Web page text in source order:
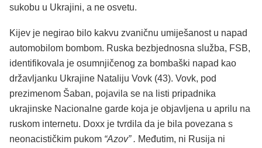
sukobu u Ukrajini, a ne osvetu.
Kijev je negirao bilo kakvu zvaničnu umiješanost u napad
automobilom bombom. Ruska bezbjednosna služba, FSB,
identifikovala je osumnjičenog za bombaški napad kao
državljanku Ukrajine Nataliju Vovk (43). Vovk, pod
prezimenom Šaban, pojavila se na listi pripadnika
ukrajinske Nacionalne garde koja je objavljena u aprilu na
ruskom internetu. Doxx je tvrdila da je bila povezana s
neonacističkim pukom “Azov” . Međutim, ni Rusija ni